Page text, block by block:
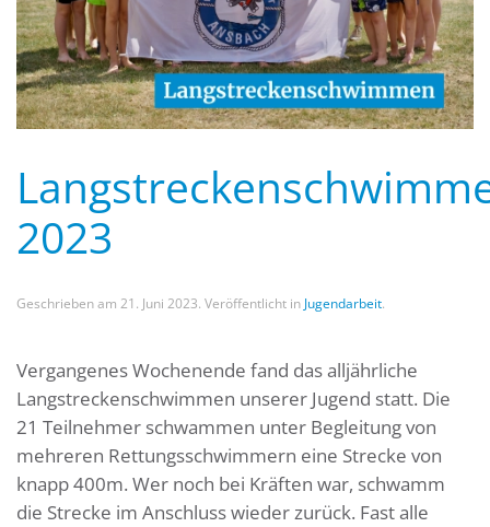
2023
Geschrieben am 21. Juni 2023. Veröffentlicht in Jugendarbeit.
Vergangenes Wochenende fand das alljährliche
Langstreckenschwimmen unserer Jugend statt. Die
21 Teilnehmer schwammen unter Begleitung von
mehreren Rettungsschwimmern eine Strecke von
knapp 400m. Wer noch bei Kräften war, schwamm
die Strecke im Anschluss wieder zurück. Fast alle